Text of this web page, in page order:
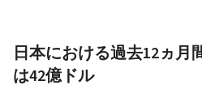
日本における過去12ヵ月
は42億ドル